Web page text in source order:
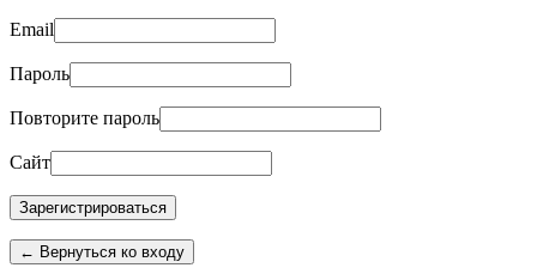
Email
Пароль
Повторите пароль
Сайт
← Вернуться ко входу